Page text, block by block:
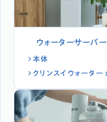
ウォーターサーバー
本体
クリンスイウォーター